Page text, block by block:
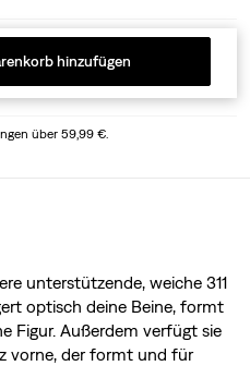
hinzufügen
über 59,99 €.
unterstützende, weiche 311
optisch deine Beine, formt
Figur. Außerdem verfügt sie
vorne, der formt und für